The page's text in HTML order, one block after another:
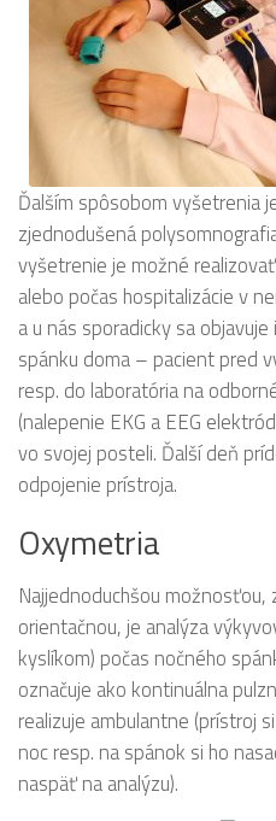
Ďalším spôsobom vyšetrenia
zjednodušená
vyšetrenie je možné
alebo počas hospitalizácie v
a u nás sporadicky sa
spánku doma – pacient pred
resp. do laboratória na
(nalepenie EKG a EEG
vo svojej posteli. Ďalší deň
odpojenie prístroja.
Oxymetria
Najjednoduchšou možnosťou,
orientačnou, je analýza
kyslíkom) počas nočného
označuje ako kontinuálna
realizuje ambulantne (prístroj
noc resp. na spánok si ho
naspäť na analýzu).